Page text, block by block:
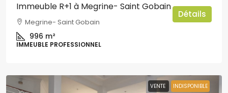
Immeuble R+1 à Megrine- Saint Gobain
Megrine- Saint Gobain
996 m²
IMMEUBLE PROFESSIONNEL
Détails
VENTE INDISPONIBLE